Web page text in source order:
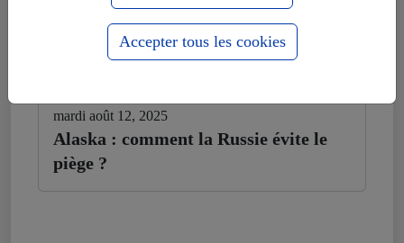
mardi août 12, 2025
Alaska : comment la Russie évite le
piège ?
Accepter tous les cookies